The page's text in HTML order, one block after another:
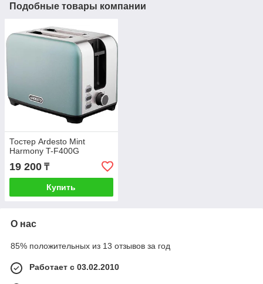
Подобные товары компании
Тостер Ardesto Mint
Harmony T-F400G
19 200 ₸
Купить
О нас
85% положительных из 13 отзывов за год
Работает с 03.02.2010